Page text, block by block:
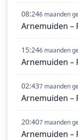
08:246 maanden
Arnemuiden –
15:246 maanden
Arnemuiden –
02:437 maanden
Arnemuiden –
20:407 maanden
Arnemuiden –